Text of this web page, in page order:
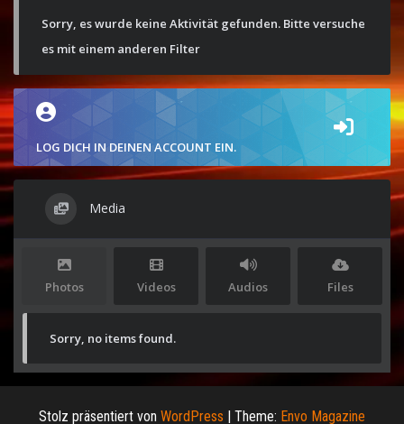
Sorry, es wurde keine Aktivität gefunden. Bitte versuche
es mit einem anderen Filter
LOG DICH IN DEINEN ACCOUNT EIN.
Media
Photos Videos Audios Files
Sorry, no items found.
Stolz präsentiert von WordPress | Theme: Envo Magazine